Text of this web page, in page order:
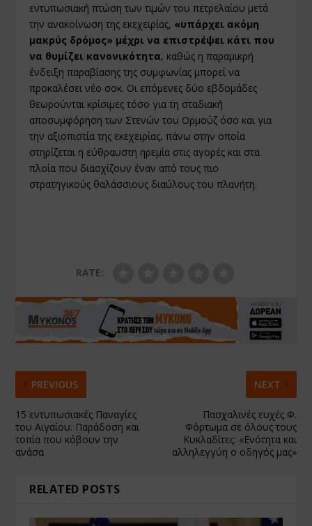
εντυπωσιακή πτώση των τιμών του πετρελαίου μετά
την ανακοίνωση της εκεχειρίας, «υπάρχει ακόμη
μακρύς δρόμος» μέχρι να επιστρέψει κάτι που
να θυμίζει κανονικότητα, καθώς η παραμικρή
ένδειξη παραβίασης της συμφωνίας μπορεί να
προκαλέσει νέο σοκ. Οι επόμενες δύο εβδομάδες
θεωρούνται κρίσιμες τόσο για τη σταδιακή
αποσυμφόρηση των Στενών του Ορμούζ όσο και για
την αξιοπιστία της εκεχειρίας, πάνω στην οποία
στηρίζεται η εύθραυστη ηρεμία στις αγορές και στα
πλοία που διασχίζουν έναν από τους πιο
στρατηγικούς θαλάσσιους διαύλους του πλανήτη.
RATE:
PREVIOUS
15 εντυπωσιακές Παναγίες
του Αιγαίου: Παράδοση και
τοπία που κόβουν την
ανάσα
NEXT
Πασχαλινές ευχές Φ.
Φόρτωμα σε όλους τους
Κυκλαδίτες: «Ενότητα και
αλληλεγγύη ο οδηγός μας»
RELATED POSTS